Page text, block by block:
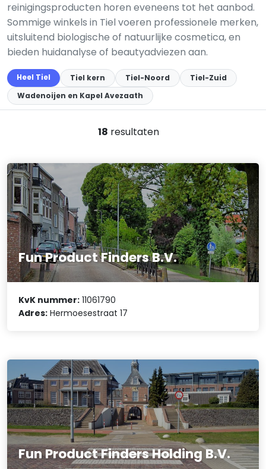
reinigingsproducten horen eveneens tot het aanbod.
Sommige winkels in Tiel voeren professionele merken,
uitsluitend biologische of natuurlijke cosmetica, en
bieden huidanalyse of beautyadviezen aan.
Heel Tiel Tiel kern Tiel-Noord
Tiel-Zuid
Wadenoijen en Kapel Avezaath
18 resultaten
Fun Product Finders B.V.
KvK nummer: 11061790
Adres: Hermoesestraat 17
Fun Product Finders Holding B.V.